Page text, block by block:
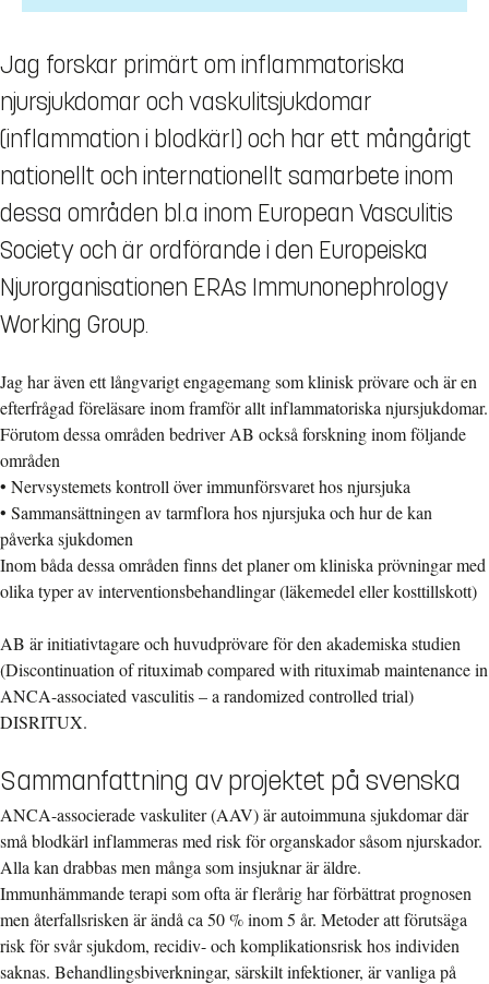
Jag forskar primärt om inflammatoriska
njursjukdomar och vaskulitsjukdomar
(inflammation i blodkärl) och har ett mångårigt
nationellt och internationellt samarbete inom
dessa områden bl.a inom European Vasculitis
Society och är ordförande i den Europeiska
Njurorganisationen ERAs Immunonephrology
Working Group.
Jag har även ett långvarigt engagemang som klinisk prövare och är en
efterfrågad föreläsare inom framför allt inflammatoriska njursjukdomar.
Förutom dessa områden bedriver AB också forskning inom följande
områden
• Nervsystemets kontroll över immunförsvaret hos njursjuka
• Sammansättningen av tarmflora hos njursjuka och hur de kan
påverka sjukdomen
Inom båda dessa områden finns det planer om kliniska prövningar med
olika typer av interventionsbehandlingar (läkemedel eller kosttillskott)
AB är initiativtagare och huvudprövare för den akademiska studien
(Discontinuation of rituximab compared with rituximab maintenance in
ANCA-associated vasculitis – a randomized controlled trial)
DISRITUX.
Sammanfattning av projektet på svenska
ANCA-associerade vaskuliter (AAV) är autoimmuna sjukdomar där
små blodkärl inflammeras med risk för organskador såsom njurskador.
Alla kan drabbas men många som insjuknar är äldre.
Immunhämmande terapi som ofta är flerårig har förbättrat prognosen
men återfallsrisken är ändå ca 50 % inom 5 år. Metoder att förutsäga
risk för svår sjukdom, recidiv- och komplikationsrisk hos individen
saknas. Behandlingsbiverkningar, särskilt infektioner, är vanliga på